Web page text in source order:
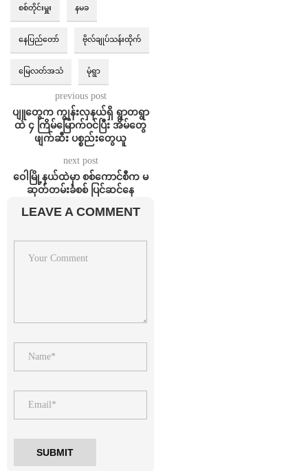
စစ်တိုင်းမှူး နမခ
နေပြည်တော် ဗိုလ်ချုပ်သန်းထိုက်
မြေလတ်အသံ မုံရွာ
previous post
ပျူတွေက ကျွန်းလှနယ်ရှိ ရွာတရွာ
ထဲ ၄ ကြိမ်မြောက်ဝင်ပြီး အိမ်တွေ
ဖျက်ဆီး ပစ္စည်းတွေယူ
next post
ဝေါမြို့နယ်ထဲမှာ စစ်ကောင်စီက မ
ဆုတ်တမ်းခံစစ် ပြင်ဆင်နေ
LEAVE A COMMENT